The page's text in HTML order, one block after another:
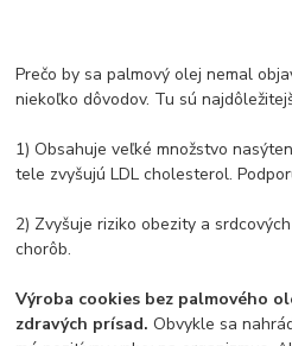
L.O.L. Surprise zvieratká
L.O.L.
L.O.L. Surprise domčeky
L.O.L.
Prečo by sa palmový olej nemal
niekoľko dôvodov. Tu sú
1) Obsahuje veľké množstvo
tele zvyšujú LDL cholesterol.
2) Zvyšuje riziko obezity a
chorôb.
Výroba cookies bez palmového
zdravých prísad.Obvykle sa